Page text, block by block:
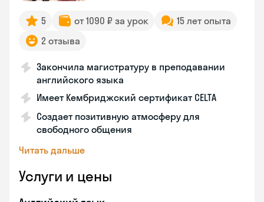
5 от 1090 ₽ за урок
15 лет опыта
2 отзыва
Закончила магистратуру в преподавании
английского языка
Имеет Кембриджский сертификат CELTA
Создает позитивную атмосферу для
свободного общения
Читать дальше
Услуги и цены